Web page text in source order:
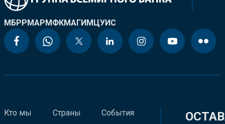
МБРРМАРМФКМАГИМЦУИС
Кто мы Страны События